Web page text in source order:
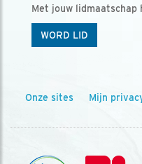
Met jouw lidmaatschap
WORD LID
Onze sites Mijn